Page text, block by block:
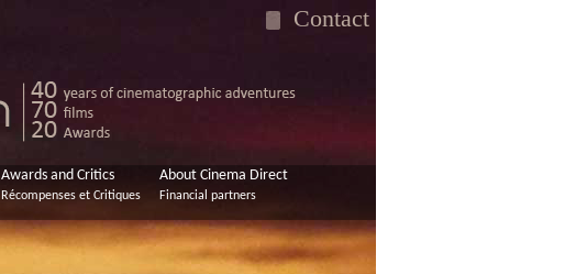
Contact
Awards and Critics
Récompenses et Critiques
About Cinema Direct
Financial partners